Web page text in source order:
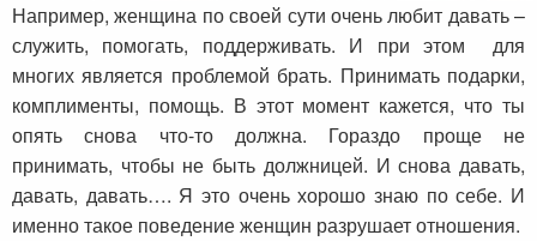
Например, женщина по своей сути очень любит давать –
служить, помогать, поддерживать. И при этом для
многих является проблемой брать. Принимать подарки,
комплименты, помощь. В этот момент кажется, что ты
опять снова что-то должна. Гораздо проще не
принимать, чтобы не быть должницей. И снова давать,
давать, давать…. Я это очень хорошо знаю по себе. И
именно такое поведение женщин разрушает отношения.